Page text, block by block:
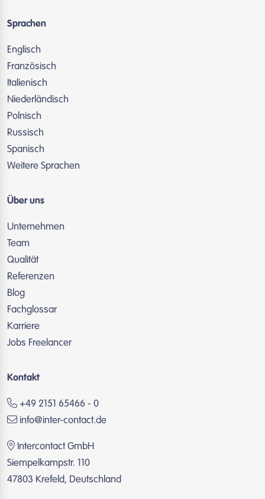
Sprachen
Englisch
Französisch
Italienisch
Niederländisch
Polnisch
Russisch
Spanisch
Weitere Sprachen
Über uns
Unternehmen
Team
Qualität
Referenzen
Blog
Fachglossar
Karriere
Jobs Freelancer
Kontakt
+49 2151 65466 - 0
info@inter-contact.de
Intercontact GmbH
Siempelkampstr. 110
47803 Krefeld, Deutschland